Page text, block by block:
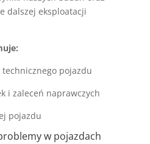
dalszej eksploatacji
technicznego pojazdu
i zaleceń naprawczych
pojazdu
w pojazdach